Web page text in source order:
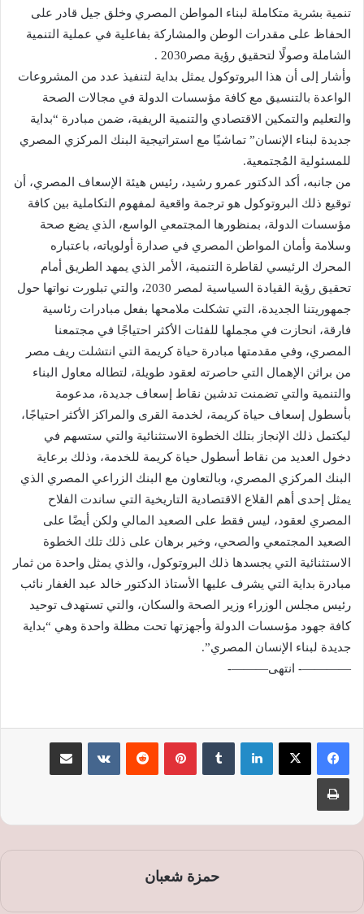
تنمية بشرية متكاملة لبناء المواطن المصري وخلق جيل قادر على
الحفاظ على مقدرات الوطن والمشاركة بفاعلية في عملية التنمية
الشاملة وصولًا لتحقيق رؤية مصر2030 .
وأشار إلى أن هذا البروتوكول يمثل بداية لتنفيذ عدد من المشروعات
الواعدة بالتنسيق مع كافة مؤسسات الدولة في مجالات الصحة
والتعليم والتمكين الاقتصادي والتنمية الريفية، ضمن مبادرة “بداية
جديدة لبناء الإنسان” تماشيًا مع استراتيجية البنك المركزي المصري
للمسئولية المُجتمعية.
من جانبه، أكد الدكتور عمرو رشيد، رئيس هيئة الإسعاف المصري، أن
توقيع ذلك البروتوكول هو ترجمة واقعية لمفهوم التكاملية بين كافة
مؤسسات الدولة، بمنظورها المجتمعي الواسع، الذي يضع صحة
وسلامة وأمان المواطن المصري في صدارة أولوياته، باعتباره
المحرك الرئيسي لقاطرة التنمية، الأمر الذي يمهد الطريق أمام
تحقيق رؤية القيادة السياسية لمصر 2030، والتي تبلورت نواتها حول
جمهوريتنا الجديدة، التي تشكلت ملامحها بفعل مبادرات رئاسية
فارقة، انحازت في مجملها للفئات الأكثر احتياجًا في مجتمعنا
المصري، وفي مقدمتها مبادرة حياة كريمة التي انتشلت ريف مصر
من براثن الإهمال التي حاصرته لعقود طويلة، لتطاله معاول البناء
والتنمية والتي تضمنت تدشين نقاط إسعاف جديدة، مدعومة
بأسطول إسعاف حياة كريمة، لخدمة القرى والمراكز الأكثر احتياجًا،
ليكتمل ذلك الإنجاز بتلك الخطوة الاستثنائية والتي ستسهم في
دخول العديد من نقاط أسطول حياة كريمة للخدمة، وذلك برعاية
البنك المركزي المصري، وبالتعاون مع البنك الزراعي المصري الذي
يمثل إحدى أهم القلاع الاقتصادية التاريخية التي ساندت الفلاح
المصري لعقود، ليس فقط على الصعيد المالي ولكن أيضًا على
الصعيد المجتمعي والصحي، وخير برهان على ذلك تلك الخطوة
الاستثنائية التي يجسدها ذلك البروتوكول، والذي يمثل واحدة من ثمار
مبادرة بداية التي يشرف عليها الأستاذ الدكتور خالد عبد الغفار نائب
رئيس مجلس الوزراء وزير الصحة والسكان، والتي تستهدف توحيد
كافة جهود مؤسسات الدولة وأجهزتها تحت مظلة واحدة وهي “بداية
جديدة لبناء الإنسان المصري”.
————- انتهى———-
لينكدإن بينتيريست
حمزة شعبان